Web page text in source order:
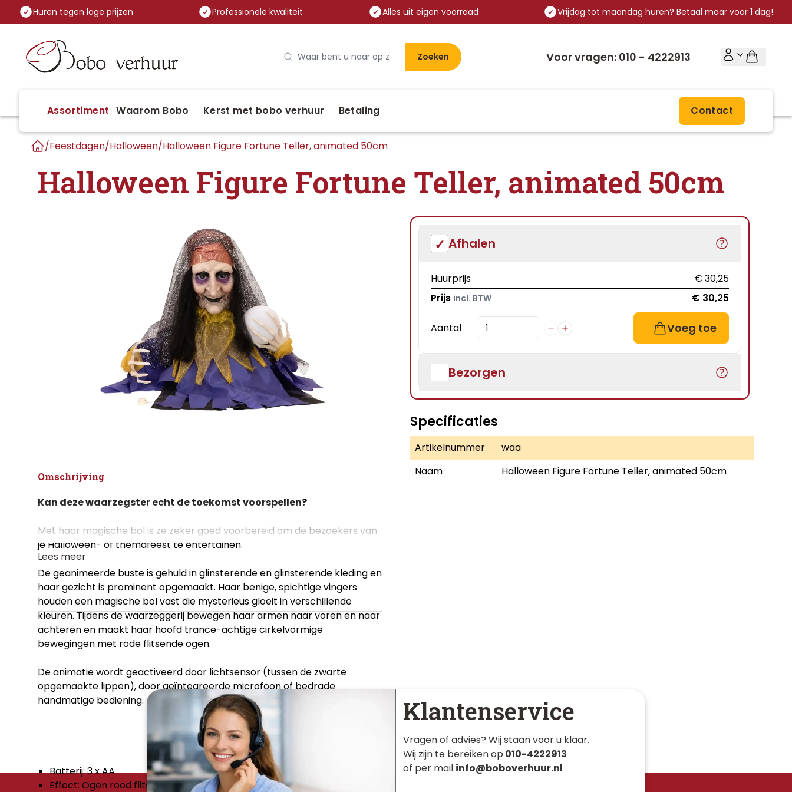
Huren tegen lage prijzen Professionele kwaliteit Alles uit eigen voorraad Vrijdag tot maandag huren? Betaal maar voor 1 dag!
Zoeken Voor vragen: 010 - 4222913
Assortiment Waarom Bobo Kerst met bobo verhuur Betaling Contact
/Feestdagen/Halloween/Halloween Figure Fortune Teller, animated 50cm
Halloween Figure Fortune Teller, animated 50cm
Omschrijving
Kan deze waarzegster echt de toekomst voorspellen?
Met haar magische bol is ze zeker goed voorbereid om de bezoekers van
je Halloween- of themafeest te entertainen.
De geanimeerde buste is gehuld in glinsterende en glinsterende kleding en
haar gezicht is prominent opgemaakt. Haar benige, spichtige vingers
houden een magische bol vast die mysterieus gloeit in verschillende
kleuren. Tijdens de waarzeggerij bewegen haar armen naar voren en naar
achteren en maakt haar hoofd trance-achtige cirkelvormige
bewegingen met rode flitsende ogen.
De animatie wordt geactiveerd door lichtsensor (tussen de zwarte
opgemaakte lippen), door geïntegreerde microfoon of bedrade
handmatige bediening.
Batterij: 3 x AA
Effect: Ogen rood flitsten; armen bewegen; hoofd bewegend;
Lees meer
Afhalen
Huurprijs
€ 30,25
Prijs incl. BTW € 30,25
Aantal Voeg toe
Bezorgen
Specificaties
Artikelnummer
waa
Naam
Halloween Figure Fortune Teller, animated 50cm
Klantenservice
Vragen of advies? Wij staan voor u klaar.
Wij zijn te bereiken op 010-4222913
of per mail info@boboverhuur.nl